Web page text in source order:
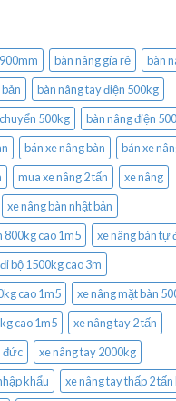
bàn nâng gía rẻ
bàn
bàn nâng tay điện 500kg
500kg
bàn nâng điện
bán xe nâng bàn
bán xe
mua xe nâng 2 tấn
xe nâng
xe nâng bàn nhật bản
800kg cao 1m5
xe nâng bán tự
bộ 1500kg cao 3m
cao 1m5
xe nâng mặt bàn
cao 1m5
xe nâng tay 2 tấn
đức
xe nâng tay 2000kg
khẩu
xe nâng tay thấp 2